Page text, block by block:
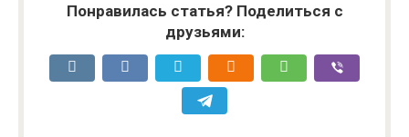
Понравилась статья? Поделиться с
друзьями: